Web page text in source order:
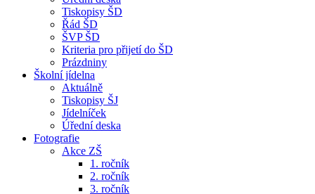
Tiskopisy ŠD
Řád ŠD
ŠVP ŠD
Kriteria pro přijetí do ŠD
Prázdniny
Školní jídelna
Aktuálně
Tiskopisy ŠJ
Jídelníček
Úřední deska
Fotografie
Akce ZŠ
1. ročník
2. ročník
3. ročník